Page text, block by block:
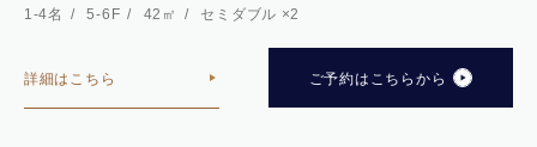
1-4名 5-6F 42㎡ セミダブル ×2
詳細はこちら ご予約はこちらから